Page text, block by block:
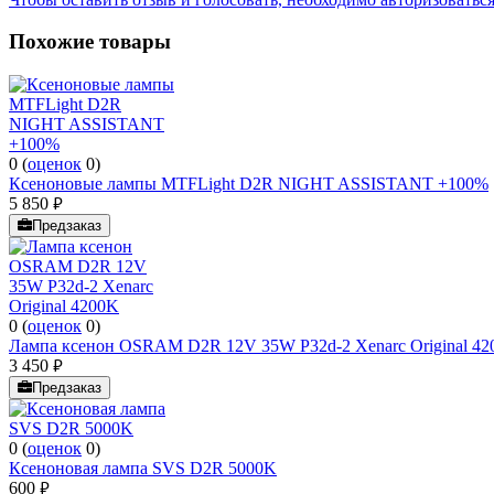
Похожие товары
0 (оценок 0)
Ксеноновые лампы MTFLight D2R NIGHT ASSISTANT +100%
5 850 руб.
Предзаказ
0 (оценок 0)
Лампа ксенон OSRAM D2R 12V 35W P32d-2 Xenarc Original
3 450 руб.
Предзаказ
0 (оценок 0)
Ксеноновая лампа SVS D2R 5000K
600 руб.